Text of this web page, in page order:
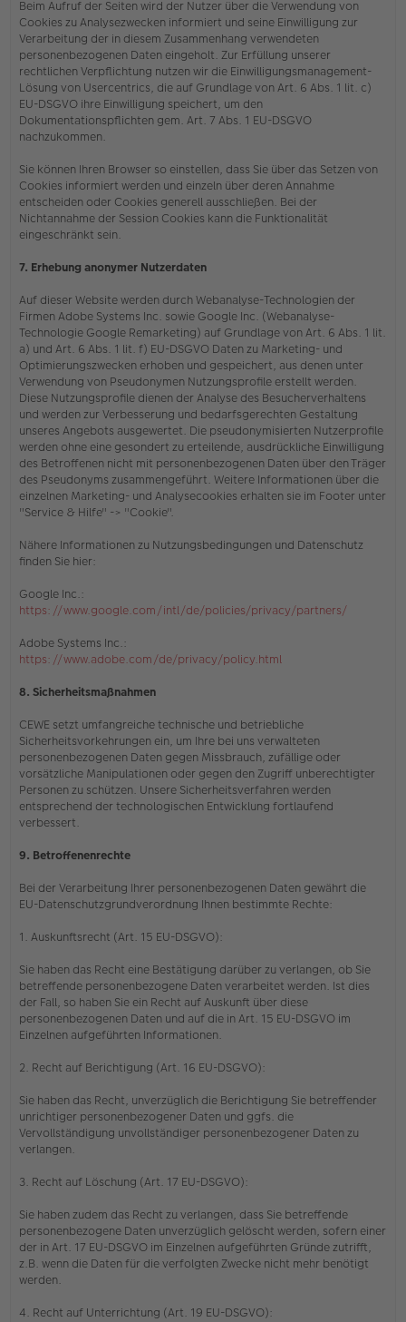
Beim Aufruf der Seiten wird der Nutzer über die Verwendung von
Cookies zu Analysezwecken informiert und seine Einwilligung zur
Verarbeitung der in diesem Zusammenhang verwendeten
personenbezogenen Daten eingeholt. Zur Erfüllung unserer
rechtlichen Verpflichtung nutzen wir die Einwilligungsmanagement-
Lösung von Usercentrics, die auf Grundlage von Art. 6 Abs. 1 lit. c)
EU-DSGVO ihre Einwilligung speichert, um den
Dokumentationspflichten gem. Art. 7 Abs. 1 EU-DSGVO
nachzukommen.
Sie können Ihren Browser so einstellen, dass Sie über das Setzen von
Cookies informiert werden und einzeln über deren Annahme
entscheiden oder Cookies generell ausschließen. Bei der
Nichtannahme der Session Cookies kann die Funktionalität
eingeschränkt sein.
7. Erhebung anonymer Nutzerdaten
Auf dieser Website werden durch Webanalyse-Technologien der
Firmen Adobe Systems Inc. sowie Google Inc. (Webanalyse-
Technologie Google Remarketing) auf Grundlage von Art. 6 Abs. 1 lit.
a) und Art. 6 Abs. 1 lit. f) EU-DSGVO Daten zu Marketing- und
Optimierungszwecken erhoben und gespeichert, aus denen unter
Verwendung von Pseudonymen Nutzungsprofile erstellt werden.
Diese Nutzungsprofile dienen der Analyse des Besucherverhaltens
und werden zur Verbesserung und bedarfsgerechten Gestaltung
unseres Angebots ausgewertet. Die pseudonymisierten Nutzerprofile
werden ohne eine gesondert zu erteilende, ausdrückliche Einwilligung
des Betroffenen nicht mit personenbezogenen Daten über den Träger
des Pseudonyms zusammengeführt. Weitere Informationen über die
einzelnen Marketing- und Analysecookies erhalten sie im Footer unter
"Service & Hilfe" -> "Cookie".
Nähere Informationen zu Nutzungsbedingungen und Datenschutz
finden Sie hier:
Google Inc.:
https://www.google.com/intl/de/policies/privacy/partners/
Adobe Systems Inc.:
https://www.adobe.com/de/privacy/policy.html
8. Sicherheitsmaßnahmen
CEWE setzt umfangreiche technische und betriebliche
Sicherheitsvorkehrungen ein, um Ihre bei uns verwalteten
personenbezogenen Daten gegen Missbrauch, zufällige oder
vorsätzliche Manipulationen oder gegen den Zugriff unberechtigter
Personen zu schützen. Unsere Sicherheitsverfahren werden
entsprechend der technologischen Entwicklung fortlaufend
verbessert.
9. Betroffenenrechte
Bei der Verarbeitung Ihrer personenbezogenen Daten gewährt die
EU-Datenschutzgrundverordnung Ihnen bestimmte Rechte:
1. Auskunftsrecht (Art. 15 EU-DSGVO):
Sie haben das Recht eine Bestätigung darüber zu verlangen, ob Sie
betreffende personenbezogene Daten verarbeitet werden. Ist dies
der Fall, so haben Sie ein Recht auf Auskunft über diese
personenbezogenen Daten und auf die in Art. 15 EU-DSGVO im
Einzelnen aufgeführten Informationen.
2. Recht auf Berichtigung (Art. 16 EU-DSGVO):
Sie haben das Recht, unverzüglich die Berichtigung Sie betreffender
unrichtiger personenbezogener Daten und ggfs. die
Vervollständigung unvollständiger personenbezogener Daten zu
verlangen.
3. Recht auf Löschung (Art. 17 EU-DSGVO):
Sie haben zudem das Recht zu verlangen, dass Sie betreffende
personenbezogene Daten unverzüglich gelöscht werden, sofern einer
der in Art. 17 EU-DSGVO im Einzelnen aufgeführten Gründe zutrifft,
z.B. wenn die Daten für die verfolgten Zwecke nicht mehr benötigt
werden.
4. Recht auf Unterrichtung (Art. 19 EU-DSGVO):